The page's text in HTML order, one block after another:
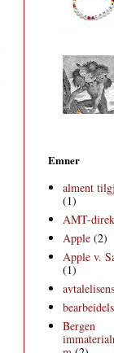
Emner
alment
(1)
AMT-
Apple (2)
Apple v.
(1)
avtalelisens
Bergen